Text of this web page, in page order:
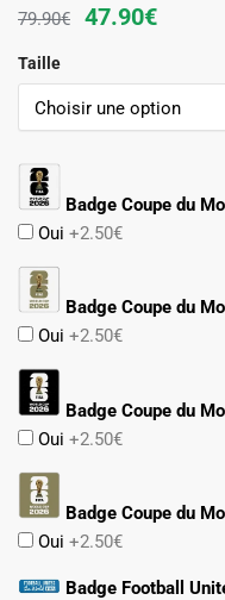
79.90€
Le
initial
était :
47.90€Le
actuel
est :
Taille
Badge Coupe du
Oui +2.50€
Badge Coupe du
Oui +2.50€
Badge Coupe du
Oui +2.50€
Badge Coupe du
Oui +2.50€
Badge Football